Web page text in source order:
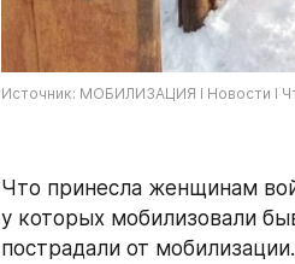
Источник: МОБИЛИЗАЦИЯ I Новости I
Что принесла женщинам
у которых мобилизовали
пострадали от